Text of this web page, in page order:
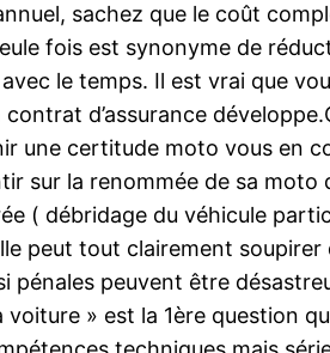
sachez que le coût
fois est synonyme de
le temps. Il est vrai que
d’assurance
une certitude moto vous en
sur la renommée de sa
( débridage du véhicule
peut tout clairement
pénales peuvent être
» est la 1ère question